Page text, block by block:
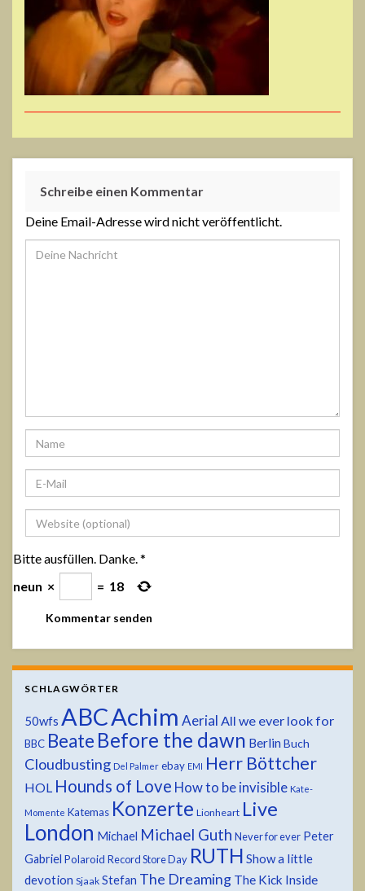
Schreibe einen Kommentar
Deine Email-Adresse wird nicht veröffentlicht.
Bitte ausfüllen. Danke.*
neun × = 18
SCHLAGWÖRTER
50wfs ABCAchim Aerial All we ever look for
BBC Beate Before the dawn Berlin Buch
Cloudbusting Del Palmer ebay EMI Herr Böttcher
HOL Hounds of Love How to be invisible Kate-
Momente Katemas Konzerte Lionheart Live
London Michael Michael Guth Never for ever Peter
Gabriel Polaroid Record Store Day RUTH Show a little
devotion Sjaak Stefan The Dreaming The Kick Inside